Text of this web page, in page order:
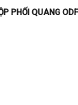
PHỐI QUANG